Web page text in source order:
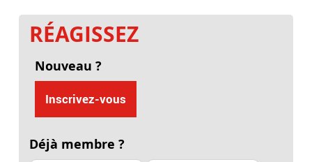
RÉAGISSEZ
Nouveau ?
Inscrivez-vous
Déjà membre ?